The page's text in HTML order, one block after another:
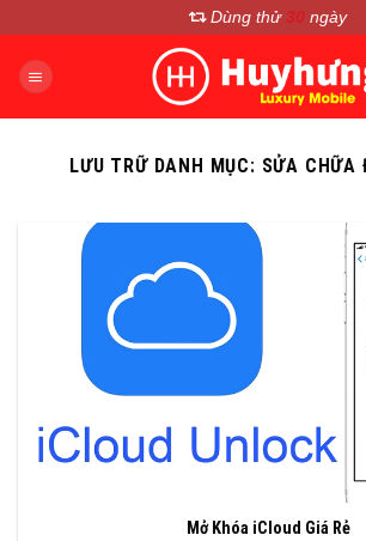
nội
Dùng thử 30 ngày
LƯU TRỮ DANH MỤC: SỬA CHỮA
Mở Khóa iCloud Giá Rẻ